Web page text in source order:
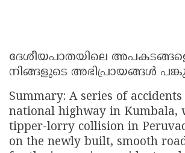
ദേശീയപാതയിലെ
നിങ്ങളുടെ അഭിപ്രായങ്ങൾ
Summary: A series of
national highway in Kumbala,
tipper-lorry collision in
on the newly built, smooth